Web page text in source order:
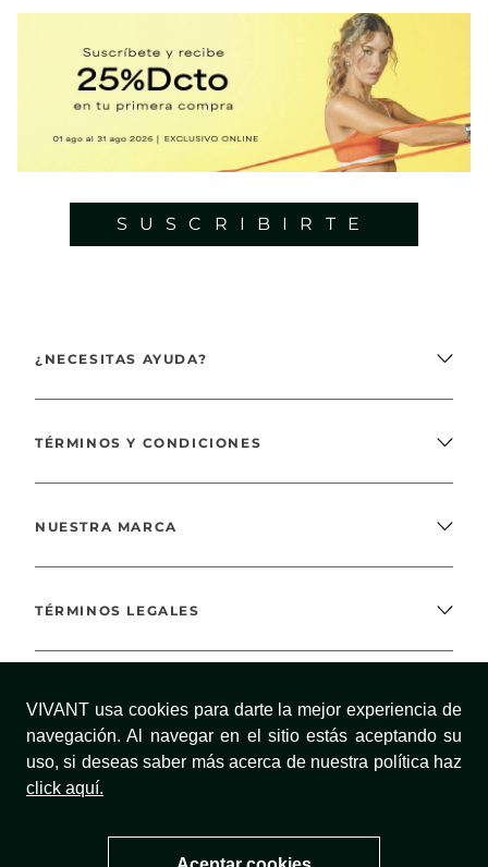
VIVANT usa cookies para darte la mejor experiencia de
navegación. Al navegar en el sitio estás aceptando su
uso, si deseas saber más acerca de nuestra política haz
click aquí.
SUSCRIBIRTE
¿NECESITAS AYUDA?
TÉRMINOS Y CONDICIONES
NUESTRA MARCA
TÉRMINOS LEGALES